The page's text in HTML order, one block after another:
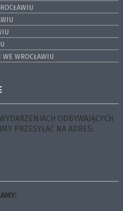
WROCŁAWIU
ODBYWAJĄCYCH
PRZESYŁAĆ NA ADRES: